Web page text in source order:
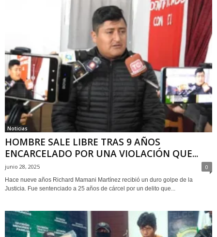
Noticias
HOMBRE SALE LIBRE TRAS 9 AÑOS
ENCARCELADO POR UNA VIOLACIÓN QUE...
junio 28, 2025 0
Hace nueve años Richard Mamani Martínez recibió un duro golpe de la
Justicia. Fue sentenciado a 25 años de cárcel por un delito que...